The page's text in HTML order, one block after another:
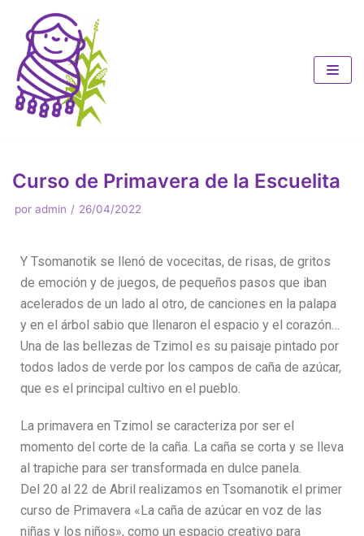
Saltar
al
contenido
Curso de Primavera de la Escuelita
por admin 26/04/2022
Y Tsomanotik se llenó de vocecitas, de risas, de gritos
de emoción y de juegos, de pequeños pasos que iban
acelerados de un lado al otro, de canciones en la palapa
y en el árbol sabio que llenaron el espacio y el corazón…
Una de las bellezas de Tzimol es su paisaje pintado por
todos lados de verde por los campos de caña de azúcar,
que es el principal cultivo en el pueblo.
La primavera en Tzimol se caracteriza por ser el
momento del corte de la caña. La caña se corta y se lleva
al trapiche para ser transformada en dulce panela.
Del 20 al 22 de Abril realizamos en Tsomanotik el primer
curso de Primavera «La caña de azúcar en voz de las
niñas y los niños», como un espacio creativo para